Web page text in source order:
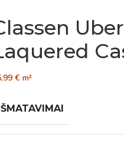
€ m²